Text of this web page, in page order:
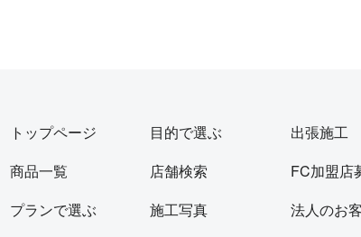
トップページ
商品一覧
プランで選ぶ
目的で選ぶ
店舗検索
施工写真
出張施工
FC加盟店
法人のお